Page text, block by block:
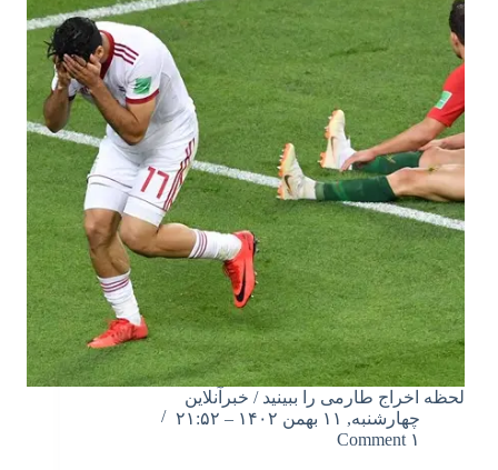
لحظه اخراج طارمی را ببینید / خبرآنلاین
چهارشنبه, ۱۱ بهمن ۱۴۰۲ – ۲۱:۵۲
۱ Comment